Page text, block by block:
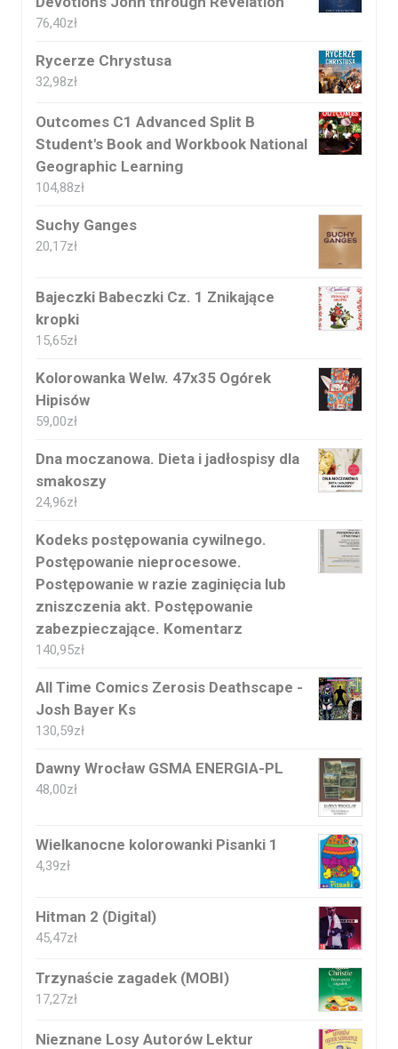
76,40zł
Rycerze Chrystusa
32,98zł
Outcomes C1 Advanced Split B
Student's Book and Workbook National
Geographic Learning
104,88zł
Suchy Ganges
20,17zł
Bajeczki Babeczki Cz. 1 Znikające
kropki
15,65zł
Kolorowanka Welw. 47x35 Ogórek
Hipisów
59,00zł
Dna moczanowa. Dieta i jadłospisy dla
smakoszy
24,96zł
Kodeks postępowania cywilnego.
Postępowanie nieprocesowe.
Postępowanie w razie zaginięcia lub
zniszczenia akt. Postępowanie
zabezpieczające. Komentarz
140,95zł
All Time Comics Zerosis Deathscape -
Josh Bayer Ks
130,59zł
Dawny Wrocław GSMA ENERGIA-PL
48,00zł
Wielkanocne kolorowanki Pisanki 1
4,39zł
Hitman 2 (Digital)
45,47zł
Trzynaście zagadek (MOBI)
17,27zł
Nieznane Losy Autorów Lektur